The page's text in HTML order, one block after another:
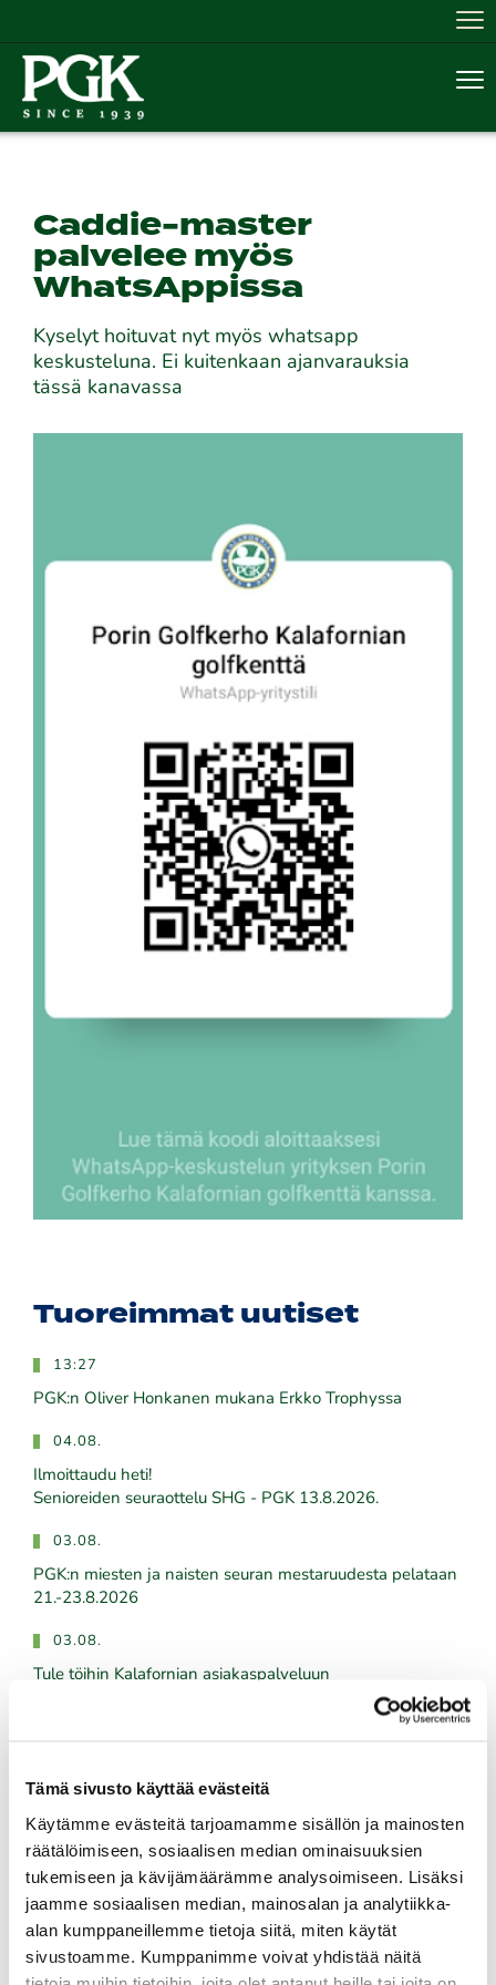
Tämä sivusto käyttää evästeitä
Käytämme evästeitä tarjoamamme sisällön ja mainosten
räätälöimiseen, sosiaalisen median ominaisuuksien
tukemiseen ja kävijämäärämme analysoimiseen. Lisäksi
jaamme sosiaalisen median, mainosalan ja analytiikka-
alan kumppaneillemme tietoja siitä, miten käytät
sivustoamme. Kumppanimme voivat yhdistää näitä
Caddie-master
palvelee myös
WhatsAppissa
Kyselyt hoituvat nyt myös whatsapp
keskusteluna. Ei kuitenkaan ajanvarauksia
tässä kanavassa
Tuoreimmat uutiset
13:27
PGK:n Oliver Honkanen mukana Erkko Trophyssa
04.08.
Ilmoittaudu heti!
​​​​​​​Senioreiden seuraottelu SHG - PGK 13.8.2026.
03.08.
PGK:n miesten ja naisten seuran mestaruudesta pelataan
21.-23.8.2026
03.08.
Tule töihin Kalafornian asiakaspalveluun
Tulevat tapahtumat
06.08.
Naisten maksuton ryhmäopetus to 6.8. klo 19:00-20:00
08.08.